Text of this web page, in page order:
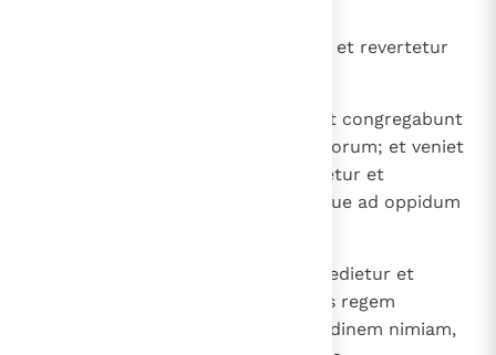
Et intrabit in regnum regis austri et revertetur
Filii autem eius provocabuntur et congregabunt
multitudinem exercituum plurimorum; et veniet
properans et inundans et revertetur et
concitabitur et congredietur usque ad oppidum
Et provocabitur rex austri et egredietur et
pugnabit adversus eum, adversus regem
aquilonis; et praeparabit multitudinem nimiam,